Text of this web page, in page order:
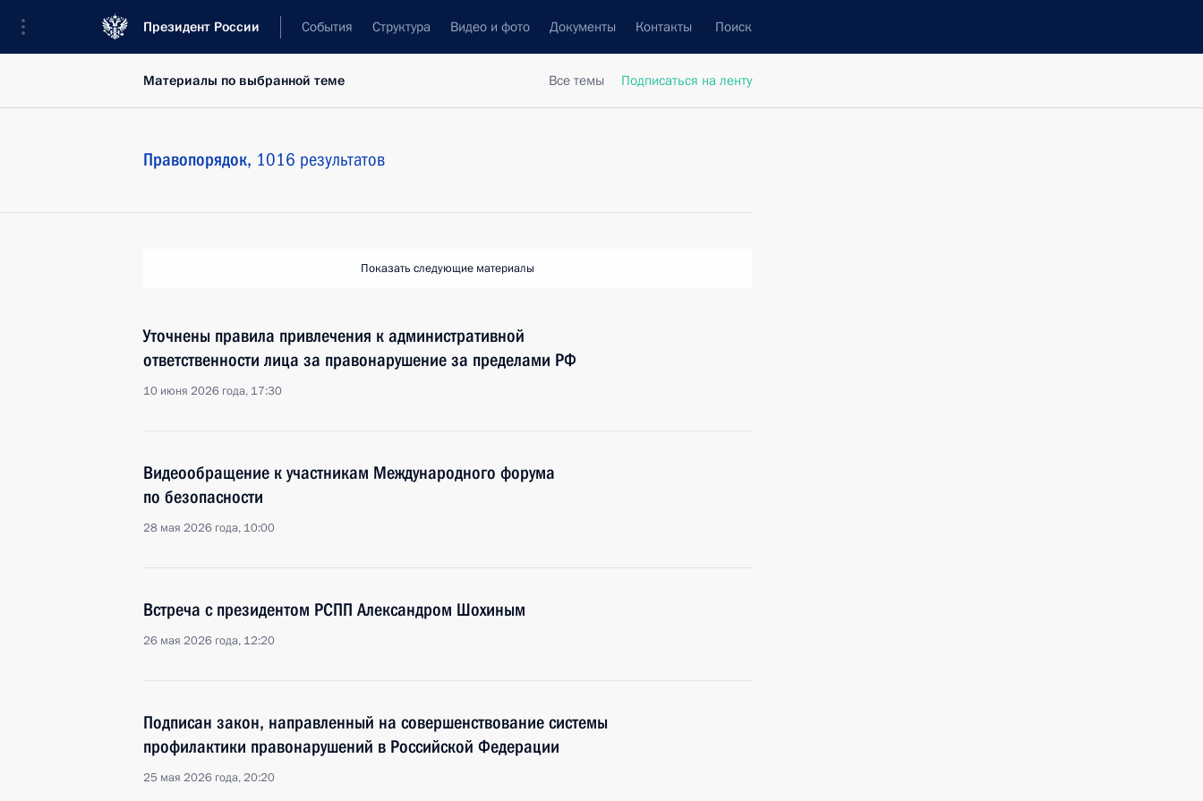
Президент России События Структура Видео и фото Документы Контакты Поиск
Все темы Подписаться на ленту
Материалы по выбранной теме
Правопорядок, 1016 результатов
Показать следующие материалы
Уточнены правила привлечения к административной
ответственности лица за правонарушение за пределами РФ
10 июня 2026 года, 17:30
Видеообращение к участникам Международного форума
по безопасности
28 мая 2026 года, 10:00
Встреча с президентом РСПП Александром Шохиным
26 мая 2026 года, 12:20
Подписан закон, направленный на совершенствование системы
профилактики правонарушений в Российской Федерации
25 мая 2026 года, 20:20